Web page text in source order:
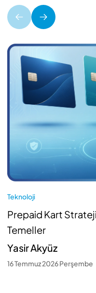
Teknoloji
Prepaid Kart
Temeller
Yasir Akyüz
16 Temmuz 2026 Perşembe